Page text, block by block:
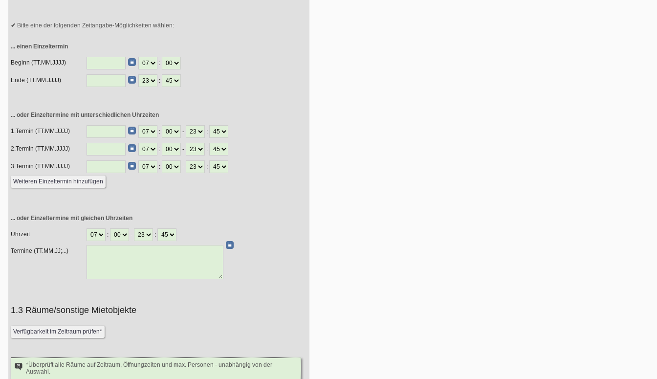
Bitte eine der folgenden Zeitangabe-Möglichkeiten wählen:
... einen Einzeltermin
Beginn (TT.MM.JJJJ) :
Ende (TT.MM.JJJJ) :
... oder Einzeltermine mit unterschiedlichen Uhrzeiten
1.Termin (TT.MM.JJJJ) : - :
2.Termin (TT.MM.JJJJ) : - :
3.Termin (TT.MM.JJJJ) : - :
... oder Einzeltermine mit gleichen Uhrzeiten
Uhrzeit : - :
Termine (TT.MM.JJ;...)
1.3 Räume/sonstige Mietobjekte
*Überprüft alle Räume auf Zeitraum, Öffnungzeiten und max. Personen - unabhängig von der
Auswahl.